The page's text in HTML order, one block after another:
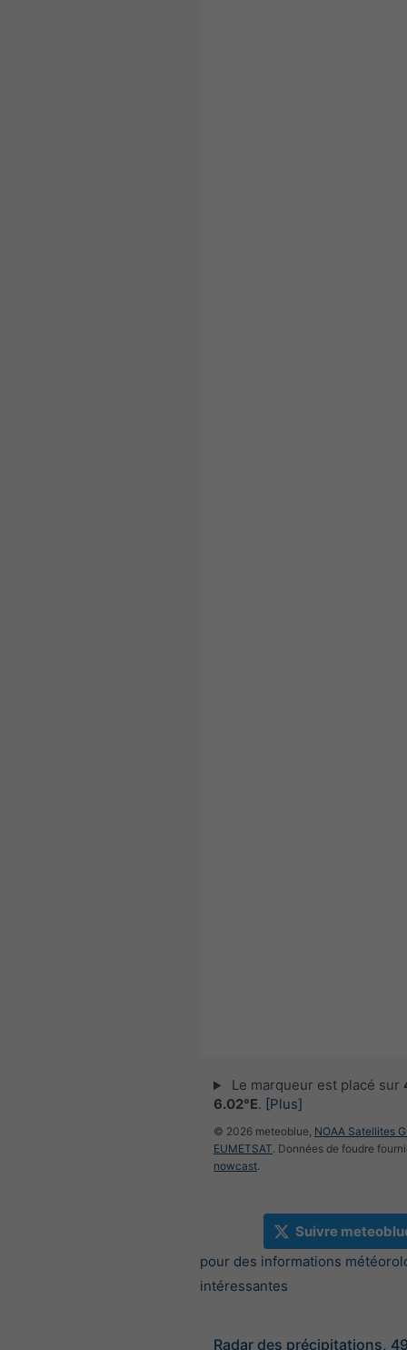
Le marqueur est placé sur
6.02°E. [Plus]
© 2026 meteoblue, NOAA Satellites
EUMETSAT. Données de foudre
nowcast.
Suivre
pour des informations
intéressantes
Radar des précipitations,